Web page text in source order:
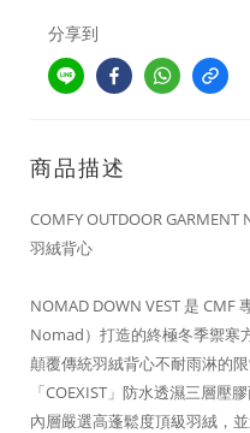
分享到
商品描述
COMFY OUTDOOR GARMENT
羽絨背心
NOMAD DOWN VEST 是
Nomad）打造的終極冬季禦寒
顛覆傳統羽絨背心不耐雨淋的
「COEXIST」防水透濕三層壓
內層嚴選高蓬鬆度頂級羽絨，